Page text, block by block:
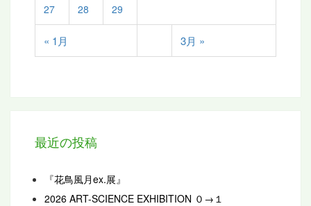
« 1月 3月 »
27 28 29
最近の投稿
『花鳥風月ex.展』
2026 ART-SCIENCE EXHIBITION ０→１